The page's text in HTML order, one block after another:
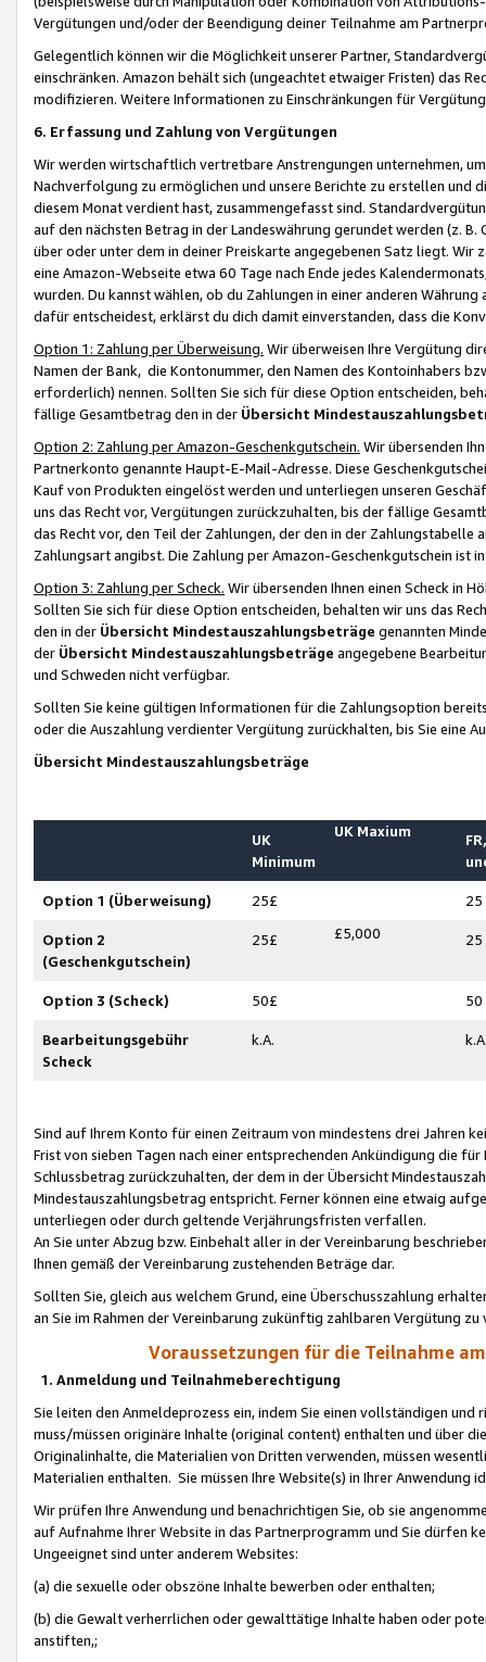
Vergütungen und/oder der Beendigung deiner Teilnahme am
Gelegentlich können wir die Möglichkeit unserer Partner,
einschränken. Amazon behält sich (ungeachtet etwaiger Fristen) das
modifizieren. Weitere Informationen zu Einschränkungen für
6. Erfassung und Zahlung von Vergütungen
Wir werden wirtschaftlich vertretbare Anstrengungen unternehmen,
Nachverfolgung zu ermöglichen und unsere Berichte zu erstellen und
diesem Monat verdient hast, zusammengefasst sind.
auf den nächsten Betrag in der Landeswährung gerundet werden (z.
über oder unter dem in deiner Preiskarte angegebenen Satz liegt.
eine Amazon-Webseite etwa 60 Tage nach Ende jedes
wurden. Du kannst wählen, ob du Zahlungen in einer anderen
dafür entscheidest, erklärst du dich damit einverstanden, dass die
Option 1: Zahlung per Überweisung. Wir überweisen Ihre Vergütung
Namen der Bank, die Kontonummer, den Namen des Kontoinhabers
erforderlich) nennen. Sollten Sie sich für diese Option entscheiden,
fällige Gesamtbetrag den in der Übersicht
Option 2: Zahlung per Amazon-Geschenkgutschein. Wir übersenden
Partnerkonto genannte Haupt-E-Mail-Adresse. Diese
Kauf von Produkten eingelöst werden und unterliegen unseren
uns das Recht vor, Vergütungen zurückzuhalten, bis der fällige
das Recht vor, den Teil der Zahlungen, der den in der
Zahlungsart angibst. Die Zahlung per Amazon-Geschenkgutschein ist
Option 3: Zahlung per Scheck. Wir übersenden Ihnen einen Scheck in
Sollten Sie sich für diese Option entscheiden, behalten wir uns das
den in der Übersicht Mindestauszahlungsbeträge genannten
der Übersicht Mindestauszahlungsbeträge angegebene
und Schweden nicht verfügbar.
Sollten Sie keine gültigen Informationen für die Zahlungsoption
oder die Auszahlung verdienter Vergütung zurückhalten, bis Sie
Übersicht Mindestauszahlungsbeträge
UK
Minimum
UK Maxium
Option 1 (Überweisung) 25£ 25
Option 2
(Geschenkgutschein)
25£ £5,000 25
Option 3 (Scheck) 50£ 50
Bearbeitungsgebühr
Scheck
k.A.
Sind auf Ihrem Konto für einen Zeitraum von mindestens drei Jahren
Frist von sieben Tagen nach einer entsprechenden Ankündigung die
Schlussbetrag zurückzuhalten, der dem in der Übersicht
Mindestauszahlungsbetrag entspricht. Ferner können eine etwaig
unterliegen oder durch geltende Verjährungsfristen verfallen.
An Sie unter Abzug bzw. Einbehalt aller in der Vereinbarung
Ihnen gemäß der Vereinbarung zustehenden Beträge dar.
Sollten Sie, gleich aus welchem Grund, eine Überschusszahlung
an Sie im Rahmen der Vereinbarung zukünftig zahlbaren Vergütung zu
Voraussetzungen für die Teilnahme
1. Anmeldung und Teilnahmeberechtigung
Sie leiten den Anmeldeprozess ein, indem Sie einen vollständigen
muss/müssen originäre Inhalte (original content) enthalten und über
Originalinhalte, die Materialien von Dritten verwenden, müssen
Materialien enthalten. Sie müssen Ihre Website(s) in Ihrer Anwendung
Wir prüfen Ihre Anwendung und benachrichtigen Sie, ob sie
auf Aufnahme Ihrer Website in das Partnerprogramm und Sie dürfen
Ungeeignet sind unter anderem Websites:
(a) die sexuelle oder obszöne Inhalte bewerben oder enthalten;
(b) die Gewalt verherrlichen oder gewalttätige Inhalte haben oder
anstiften,;